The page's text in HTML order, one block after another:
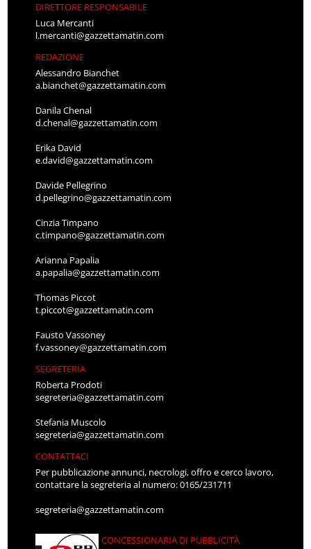
DIRETTORE RESPONSABILE
Luca Mercanti
l.mercanti@gazzettamatin.com
REDAZIONE
Alessandro Bianchet
a.bianchet@gazzettamatin.com
Danila Chenal
d.chenal@gazzettamatin.com
Erika David
e.david@gazzettamatin.com
Davide Pellegrino
d.pellegrino@gazzettamatin.com
Cinzia Timpano
c.timpano@gazzettamatin.com
Arianna Papalia
a.papalia@gazzettamatin.com
Thomas Piccot
t.piccot@gazzettamatin.com
Fausto Vassoney
f.vassoney@gazzettamatin.com
SEGRETERIA
Roberta Prodoti
segreteria@gazzettamatin.com
Stefania Muscolo
segreteria@gazzettamatin.com
CONTATTACI
Per pubblicazione annunci, necrologi, offro e cerco lavoro,
contattare la segreteria al numero: 0165/231711
segreteria@gazzettamatin.com
CONCESSIONARIA DI PUBBLICITÀ